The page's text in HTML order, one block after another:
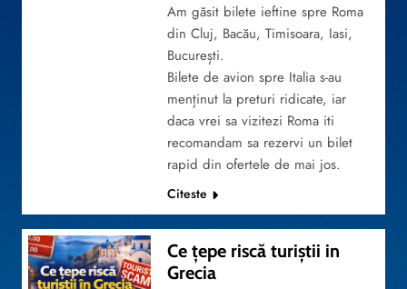
Am găsit bilete ieftine spre Roma
din Cluj, Bacău, Timisoara, Iasi,
București.
Bilete de avion spre Italia s-au
menținut la preturi ridicate, iar
daca vrei sa vizitezi Roma iti
recomandam sa rezervi un bilet
rapid din ofertele de mai jos.
Citeste
Ce țepe riscă turiștii in
Grecia